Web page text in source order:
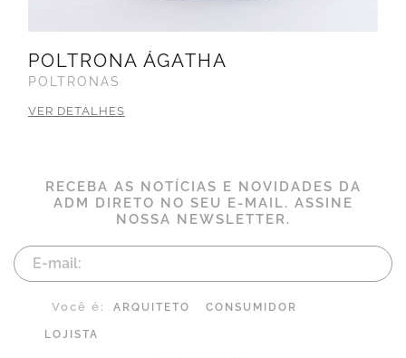
POLTRONA ÁGATHA
POLTRONAS
VER DETALHES
RECEBA AS NOTÍCIAS E NOVIDADES DA
ADM DIRETO NO SEU E-MAIL. ASSINE
NOSSA NEWSLETTER.
Você é: ARQUITETO CONSUMIDOR
LOJISTA